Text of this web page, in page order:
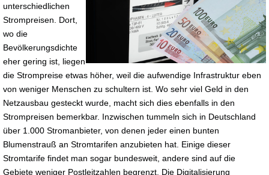
unterschiedlichen
Strompreisen. Dort,
wo die
Bevölkerungsdichte
eher gering ist, liegen
die Strompreise etwas höher, weil die aufwendige Infrastruktur eben
von weniger Menschen zu schultern ist. Wo sehr viel Geld in den
Netzausbau gesteckt wurde, macht sich dies ebenfalls in den
Strompreisen bemerkbar. Inzwischen tummeln sich in Deutschland
über 1.000 Stromanbieter, von denen jeder einen bunten
Blumenstrauß an Stromtarifen anzubieten hat. Einige dieser
Stromtarife findet man sogar bundesweit, andere sind auf die
Gebiete weniger Postleitzahlen begrenzt. Die Digitalisierung